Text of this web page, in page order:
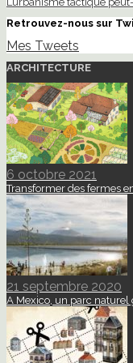
Retrouvez-nous sur
Mes Tweets
ARCHITECTURE
6 octobre 2021
Transformer des fermes
21 septembre 2020
A Mexico, un parc